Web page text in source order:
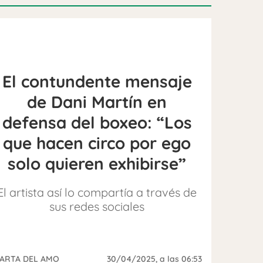
El contundente mensaje
de Dani Martín en
defensa del boxeo: “Los
que hacen circo por ego
solo quieren exhibirse”
artista así lo compartía a través de
sus redes sociales
DEL AMO 30/04/2025, a las 06:53